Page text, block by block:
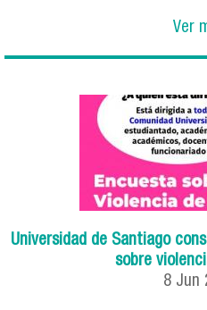
Ver
Universidad de Santiago
sobre
8 Jun